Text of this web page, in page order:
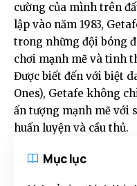
cường của mình trên
lập vào năm 1983,
trong những đội bóng
chơi mạnh mẽ và tinh
Được biết đến với biệt
Ones), Getafe không
ấn tượng mạnh mẽ với
huấn luyện và cầu thủ.
Mục lục